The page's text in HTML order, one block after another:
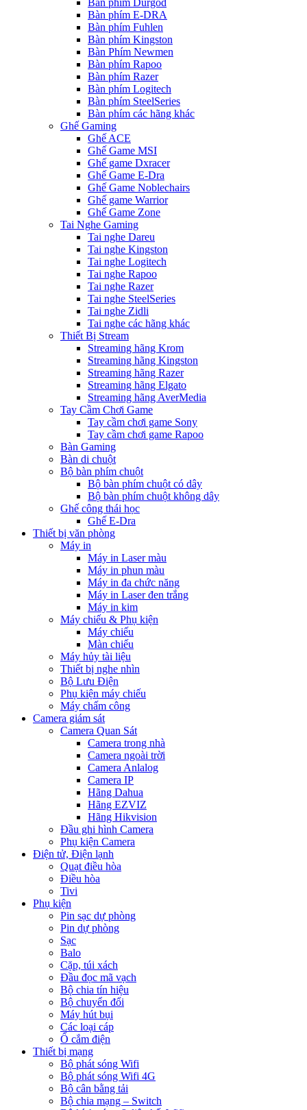
Bàn phím Durgod
Bàn phím E-DRA
Bàn phím Fuhlen
Bàn phím Kingston
Bàn Phím Newmen
Bàn phím Rapoo
Bàn phím Razer
Bàn phím Logitech
Bàn phím SteelSeries
Bàn phím các hãng khác
Ghế Gaming
Ghế ACE
Ghế Game MSI
Ghế game Dxracer
Ghế Game E-Dra
Ghế Game Noblechairs
Ghế game Warrior
Ghế Game Zone
Tai Nghe Gaming
Tai nghe Dareu
Tai nghe Kingston
Tai nghe Logitech
Tai nghe Rapoo
Tai nghe Razer
Tai nghe SteelSeries
Tai nghe Zidli
Tai nghe các hãng khác
Thiết Bị Stream
Streaming hãng Krom
Streaming hãng Kingston
Streaming hãng Razer
Streaming hãng Elgato
Streaming hãng AverMedia
Tay Cầm Chơi Game
Tay cầm chơi game Sony
Tay cầm chơi game Rapoo
Bàn Gaming
Bàn di chuột
Bộ bàn phím chuột
Bộ bàn phím chuột có dây
Bộ bàn phím chuột không dây
Ghế công thái học
Ghế E-Dra
Thiết bị văn phòng
Máy in
Máy in Laser màu
Máy in phun màu
Máy in đa chức năng
Máy in Laser đen trắng
Máy in kim
Máy chiếu & Phụ kiện
Máy chiếu
Màn chiếu
Máy hủy tài liệu
Thiết bị nghe nhìn
Bộ Lưu Điện
Phụ kiện máy chiếu
Máy chấm công
Camera giám sát
Camera Quan Sát
Camera trong nhà
Camera ngoài trời
Camera Anlalog
Camera IP
Hãng Dahua
Hãng EZVIZ
Hãng Hikvision
Đầu ghi hình Camera
Phụ kiện Camera
Điện tử, Điện lạnh
Quạt điều hòa
Điều hòa
Tivi
Phụ kiện
Pin sạc dự phòng
Pin dự phòng
Sạc
Balo
Cặp, túi xách
Đầu đọc mã vạch
Bộ chia tín hiệu
Bộ chuyển đổi
Máy hút bụi
Các loại cáp
Ổ cắm điện
Thiết bị mạng
Bộ phát sóng Wifi
Bộ phát sóng Wifi 4G
Bộ cân bằng tải
Bộ chia mạng – Switch